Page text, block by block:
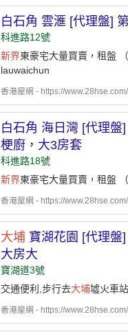
白石角 雲滙 [代理盤]
科進路12號
新界東豪宅大量買賣，租盤
lauwaichun
香港屋網 - https://
白石角 海日灣 [代理
梗廚，大3房套
科進路18號
新界東豪宅大量買賣，租盤
香港屋網 - https://
大埔 寶湖花園 [代理盤
大房大
寶湖道3號
交通便利,步行去大埔墟火車
香港屋網 - https://